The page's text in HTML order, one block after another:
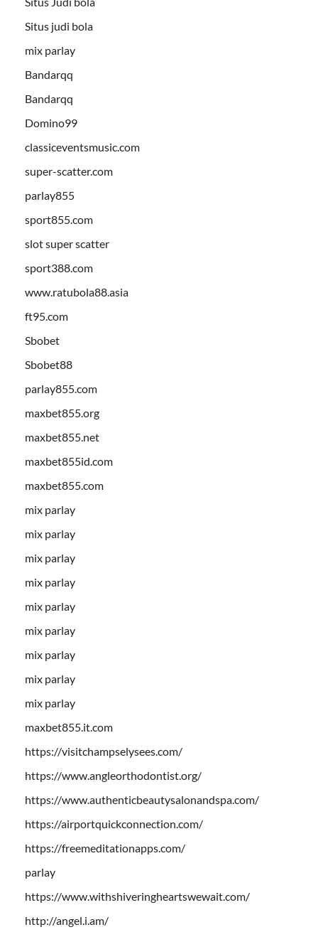
Situs judi bola
mix parlay
Bandarqq
Bandarqq
Domino99
classiceventsmusic.com
super-scatter.com
parlay855
sport855.com
slot super scatter
sport388.com
www.ratubola88.asia
ft95.com
Sbobet
Sbobet88
parlay855.com
maxbet855.org
maxbet855.net
maxbet855id.com
maxbet855.com
mix parlay
mix parlay
mix parlay
mix parlay
mix parlay
mix parlay
mix parlay
mix parlay
mix parlay
maxbet855.it.com
https://visitchampselysees.com/
https://www.angleorthodontist.org/
https://www.authenticbeautysalonandspa.com/
https://airportquickconnection.com/
https://freemeditationapps.com/
parlay
https://www.withshiveringheartswewait.com/
http://angel.i.am/